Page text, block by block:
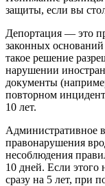
защиты, если вы
Депортация — это
законных
такое решение
нарушении
документы
повторном
10 лет.
Административное
правонарушения
несоблюдения
10 дней. Если этого
сразу на 5 лет, при